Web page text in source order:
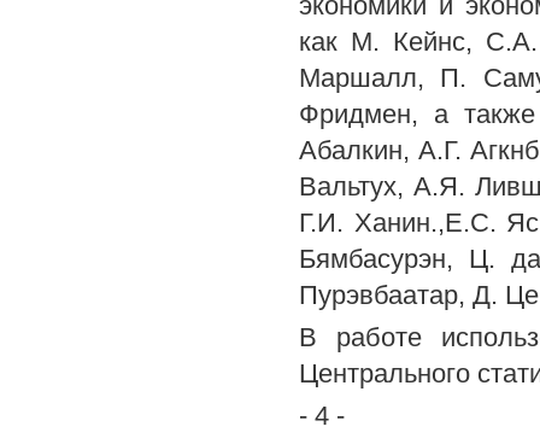
как М. Кейнс,
Маршалл, П.
Фридмен, а также
Абалкин, А.Г.
Вальтух, А.Я.
Г.И. Ханин.,Е.С.
Бямбасурэн, Ц.
Пурэвбаатар, Д.
В работе
Центрального
- 4 -